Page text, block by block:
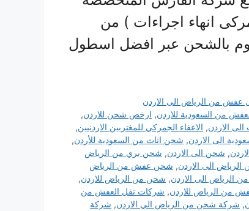
انهاء اجراءات ) من
بالشحن عبر افضل اسطول
عفش من الرياض الى الاردن
من السعودية للاردن, ارخص شحن للاردن,
الاردن, الاعفاء الجمركي للمغتربين الاردنيين,
الى الاردن, شحن اثاث من السعودية للأردن,
, شحن الى الاردن, شحن بري من الرياض
الى الاردن, شحن عفش من الرياض
الرياض الى الاردن, شحن من الرياض للاردن,
من الرياض للاردن, شركات نقل العفش من
, شركة شحن من الرياض الي الاردن, شركة